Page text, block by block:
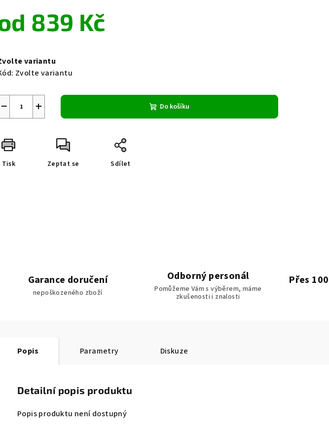
839 Kč
variantu
Zvolte variantu
+
− Do košíku
Tisk Zeptat se Sdílet
Garance doručení
nepoškozeného zboží
Odborný personál
Pomůžeme Vám s výběrem, máme
zkušenosti i znalosti
Přes
Popis Parametry Diskuze
Detailní popis produktu
Popis produktu není dostupný